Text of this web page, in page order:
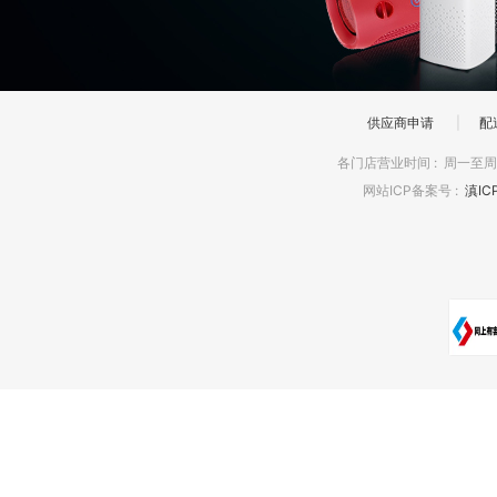
供应商申请 配
各门店营业时间 : 周一至
网站ICP备案号 : 滇